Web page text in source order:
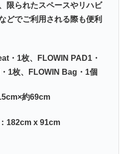
限られたスペースやリハビ
どでご利用される際も便利
・1枚、FLOWIN PAD1・
1枚、FLOWIN Bag・1個
約69cm
182cm x 91cm